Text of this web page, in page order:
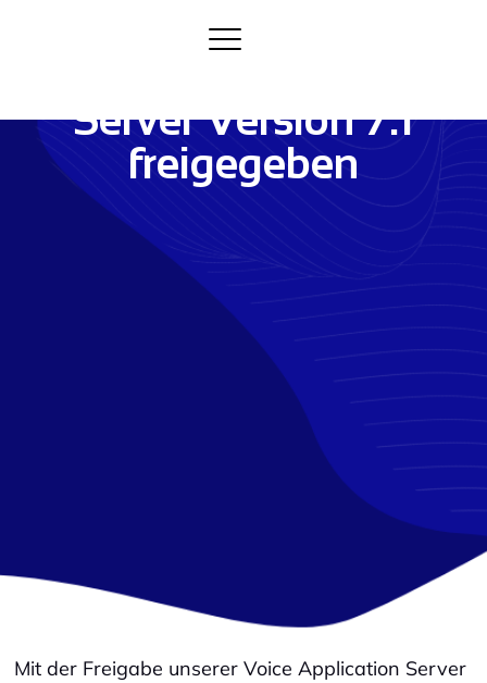
Server Version 7.1
freigegeben
Mit der Freigabe unserer Voice Application Server